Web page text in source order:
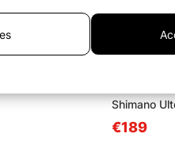
Shimano
€189